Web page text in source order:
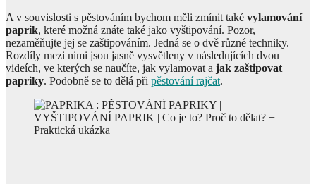
A v souvislosti s pěstováním bychom měli zmínit také vylamování
paprik, které možná znáte také jako vyštipování. Pozor,
nezaměňujte jej se zaštipováním. Jedná se o dvě různé techniky.
Rozdíly mezi nimi jsou jasně vysvětleny v následujících dvou
videích, ve kterých se naučíte, jak vylamovat a jak zaštipovat
papriky. Podobně se to dělá při pěstování rajčat.